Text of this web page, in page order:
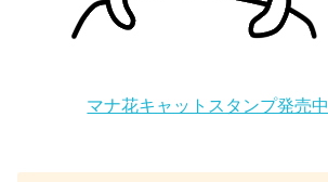
マナ花キャットスタンプ発売中